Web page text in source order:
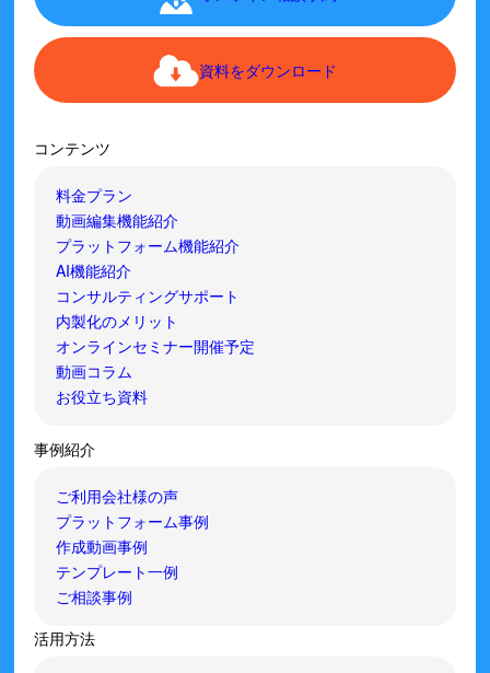
資料をダウンロード
コンテンツ
料金プラン
動画編集機能紹介
プラットフォーム機能紹介
AI機能紹介
コンサルティングサポート
内製化のメリット
オンラインセミナー開催予定
動画コラム
お役立ち資料
事例紹介
ご利用会社様の声
プラットフォーム事例
作成動画事例
テンプレート一例
ご相談事例
活用方法